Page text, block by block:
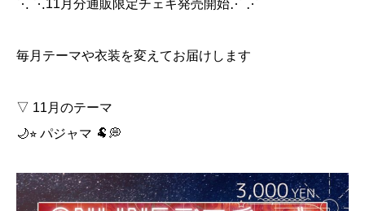
⋱ ⋱11月分通販限定チェキ発売開始⋰ ⋰
毎月テーマや衣装を変えてお届けします
▽ 11月のテーマ
🌙⭐︎ パジャマ 🐏💭